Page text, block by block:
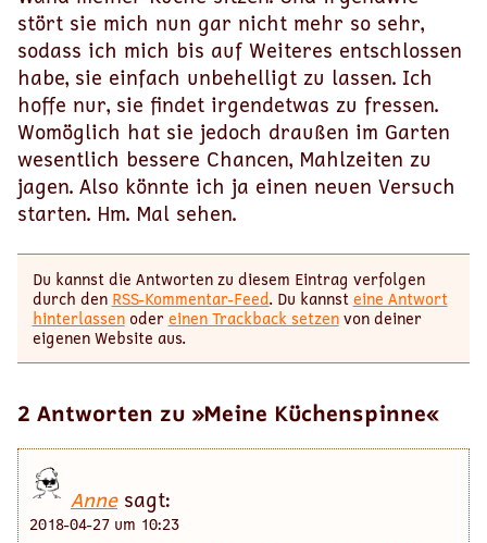
stört sie mich nun gar nicht mehr so sehr,
sodass ich mich bis auf Weiteres entschlossen
habe, sie einfach unbehelligt zu lassen. Ich
hoffe nur, sie findet irgendetwas zu fressen.
Womöglich hat sie jedoch draußen im Garten
wesentlich bessere Chancen, Mahlzeiten zu
jagen. Also könnte ich ja einen neuen Versuch
starten. Hm. Mal sehen.
Du kannst die Antworten zu diesem Eintrag verfolgen
durch den RSS-Kommentar-Feed. Du kannsteine Antwort
hinterlassenodereinen Trackback setzenvon deiner
eigenen Website aus.
2 Antworten zu »Meine Küchenspinne«
Annesagt:
2018-04-27 um 10:23